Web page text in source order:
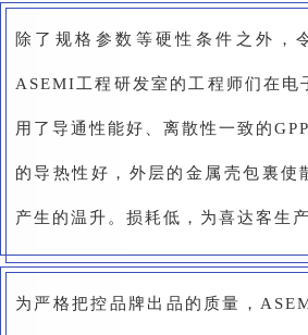
除了规格参数等硬性条件之外，
ASEMI工程研发室的工程师们在
用了导通性能好、离散性一致的
的导热性好，外层的金属壳包裏
产生的温升。损耗低，为喜达客生
为严格把控品牌出品的质量，